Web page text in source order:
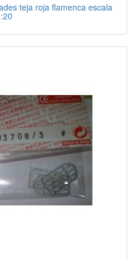
teja roja flamenca escala